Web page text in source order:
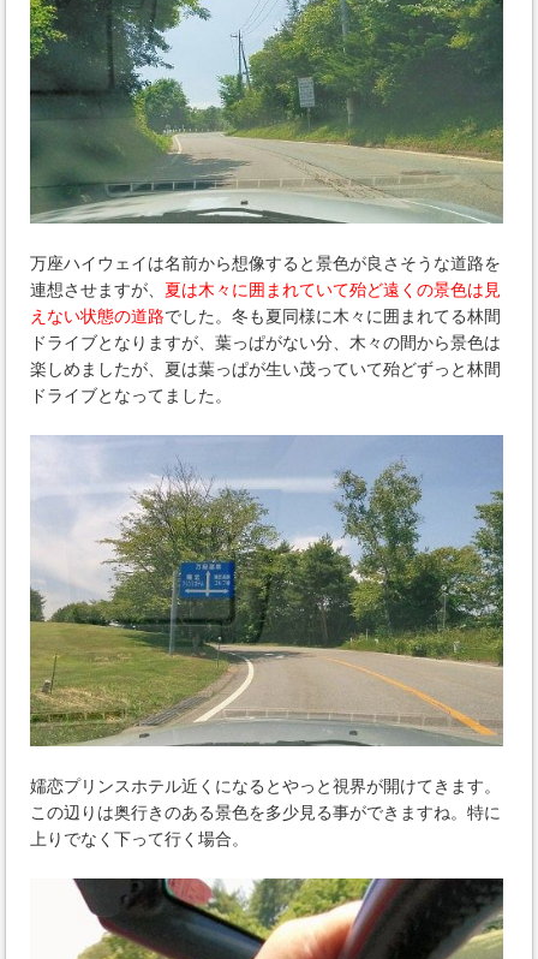
万座ハイウェイは名前から想像すると景色が良さそうな道路を
連想させますが、 夏は木々に囲まれていて殆ど遠くの景色は見
えない状態の道路でした。冬も夏同様に木々に囲まれてる林間
ドライブとなりますが、葉っぱがない分、木々の間から景色は
楽しめましたが、夏は葉っぱが生い茂っていて殆どずっと林間
ドライブとなってました。
嬬恋プリンスホテル近くになるとやっと視界が開けてきます。
この辺りは奥行きのある景色を多少見る事ができますね。特に
上りでなく下って行く場合。